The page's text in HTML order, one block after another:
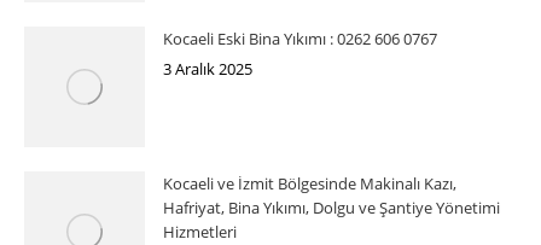
Kocaeli Eski Bina Yıkımı : 0262 606 0767
3 Aralık 2025
Kocaeli ve İzmit Bölgesinde Makinalı Kazı,
Hafriyat, Bina Yıkımı, Dolgu ve Şantiye Yönetimi
Hizmetleri